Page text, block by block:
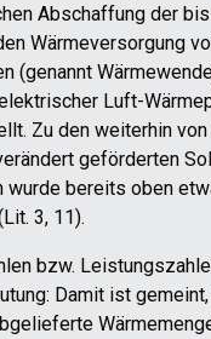
Abschaffung der
Wärmeversorgung
(genannt
Luft-
Zu den weiterhin
geförderten
wurde bereits oben
3, 11).
bzw.
Damit ist